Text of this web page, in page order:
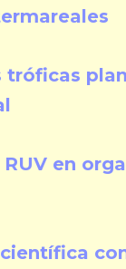
tróficas
en